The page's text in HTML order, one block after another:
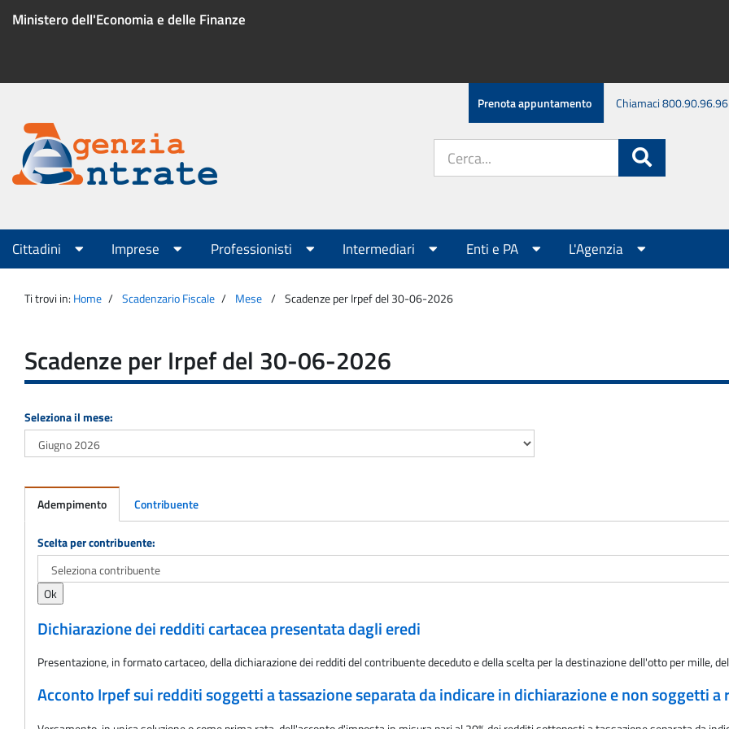
Ministero dell'Economia e delle Finanze
Menu
servizio
Prenota appuntamento Chiamaci 800.90.96.96
Agenzia
Entrate
sito:
Menu
principale
Cittadini Imprese Professionisti Intermediari Enti e PA L'Agenzia
Ti trovi in: Home Scadenzario Fiscale Mese Scadenze per Irpef del 30-06-2026
Scadenze per Irpef del 30-06-2026
Seleziona il mese:
Adempimento Contribuente
Adempimento
Scelta per contribuente:
Dichiarazione dei redditi cartacea presentata dagli eredi
Presentazione, in formato cartaceo, della dichiarazione dei redditi del contribuente deceduto e della scelta per la destinazione dell'otto per mille,
Acconto Irpef sui redditi soggetti a tassazione separata da indicare in dichiarazione e non soggetti